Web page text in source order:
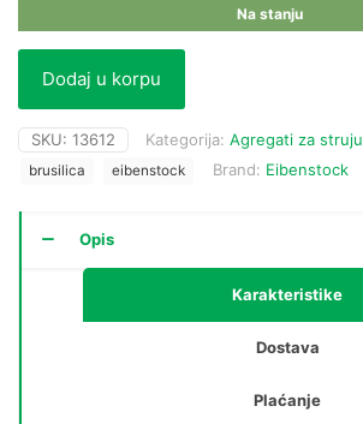
Na stanju
Dodaj u korpu
SKU: 13612 Kategorija: Agregati za struju
brusilica
eibenstock Brand: Eibenstock
Opis
Karakteristike
Dostava
Plaćanje